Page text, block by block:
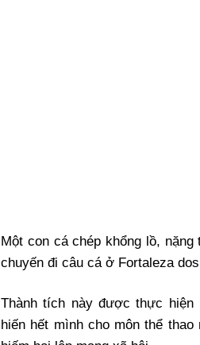
Một con cá chép khổng lồ,
chuyến đi câu cá ở Fortaleza
Thành tích này được thực hiện
hiến hết mình cho môn thể